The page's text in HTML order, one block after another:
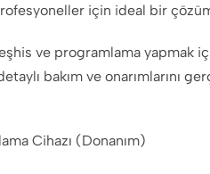
için ideal bir
ve programlama yapmak
bakım ve onarımlarını
Cihazı (Donanım)